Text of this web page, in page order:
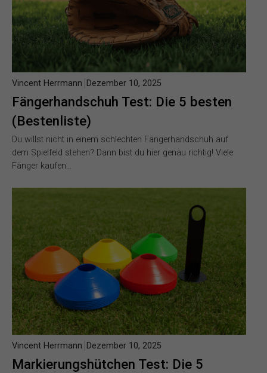
Fängerhandschuh Test: Die 5 besten
(Bestenliste)
Vincent Herrmann Dezember 10, 2025
Du willst nicht in einem schlechten Fängerhandschuh auf
dem Spielfeld stehen? Dann bist du hier genau richtig! Viele
Fänger kaufen…
Markierungshütchen Test: Die 5
Vincent Herrmann Dezember 10, 2025